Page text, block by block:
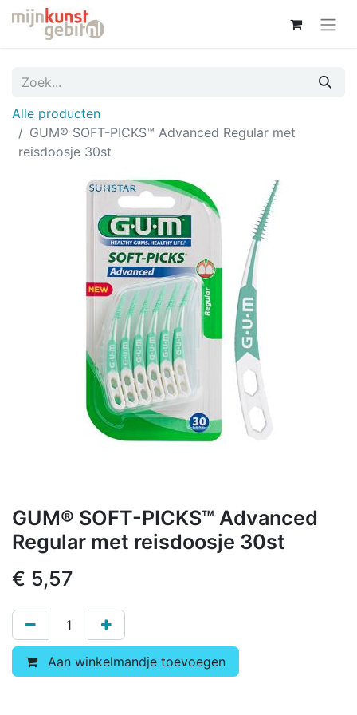
Alle producten
GUM® SOFT-PICKS™ Advanced Regular met
reisdoosje 30st
GUM® SOFT-PICKS™ Advanced
Regular met reisdoosje 30st
€ 5,57
Aan winkelmandje toevoegen